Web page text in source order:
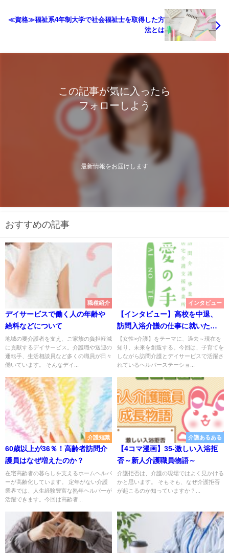
≪資格≫福祉系4年制大学で社会福祉士を取得した方
法とは
この記事が気に入ったら
フォローしよう
最新情報をお届けします
おすすめの記事
職種紹介
デイサービスで働く人の年齢や
給料などについて
地域の要介護者を支え、ご家族の負担軽減
に貢献するデイサービス。介護職や送迎の
運転手、生活相談員など多くの職員が日々
働いています。 そんなデイ...
インタビュー
【インタビュー】高校を中退、
訪問入浴介護の仕事に就いたあ
の日から介護の道へ
【女性×介護】をテーマに、過去～現在を
知り、未来を創造する。今回は、子育てを
しながら訪問介護とデイサービスで活躍さ
れているヘルパーステーショ...
介護知識
60歳以上が36％！高齢者訪問介
護員はなぜ増えたのか？
在宅高齢者の暮らしを支えるホームヘルパ
ーが高齢化しています。 定年がない介護
業界では、人生経験豊富な熟年ヘルパーが
活躍できます。今回は高齢者...
介護あるある
【4コマ漫画】35-激しい入浴拒
否～新人介護職員物語～
介護拒否は、介護の現場ではよく見かける
かと思います。 そもそも、なぜ介護拒否
が起こるのか知っていますか？...